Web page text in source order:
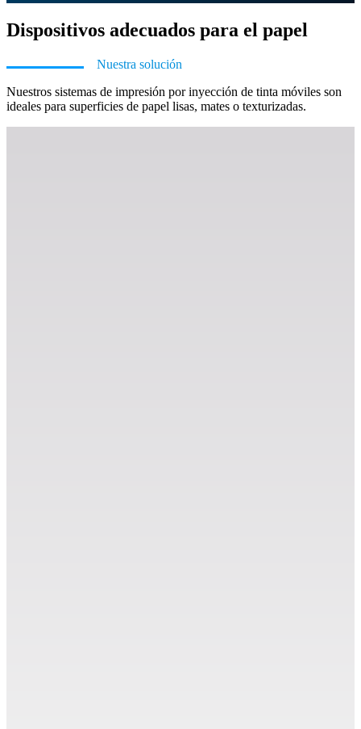
Dispositivos adecuados para el papel
Nuestra solución
Nuestros sistemas de impresión por inyección de tinta móviles son
ideales para superficies de papel lisas, mates o texturizadas.